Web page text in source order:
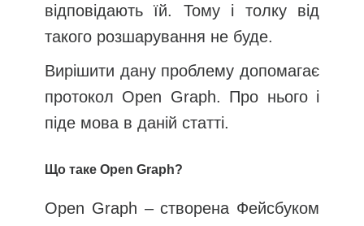
відповідають їй. Тому і толку від
такого розшарування не буде.
Вирішити дану проблему допомагає
протокол Open Graph. Про нього і
піде мова в даній статті.
Що таке Open Graph?
Open Graph – створена Фейсбуком